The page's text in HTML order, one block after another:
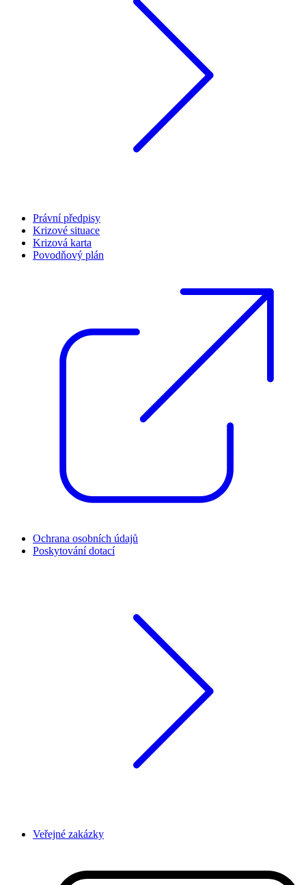
Právní předpisy
Krizové situace
Krizová karta
Povodňový plán
Ochrana osobních údajů
Poskytování dotací
Veřejné zakázky